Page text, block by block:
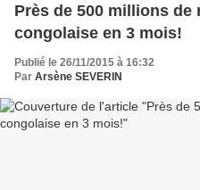
Près de 500 millions de
congolaise en 3 mois!
Publié le 26/11/2015 à 16:32
Par Arsène SEVERIN